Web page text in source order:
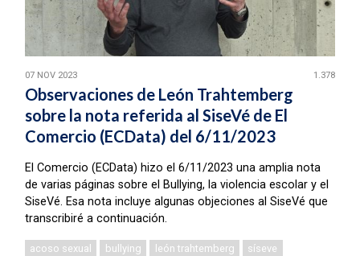
07 NOV 2023 1.378
Observaciones de León Trahtemberg
sobre la nota referida al SiseVé de El
Comercio (ECData) del 6/11/2023
El Comercio (ECData) hizo el 6/11/2023 una amplia nota
de varias páginas sobre el Bullying, la violencia escolar y el
SiseVé. Esa nota incluye algunas objeciones al SiseVé que
transcribiré a continuación.
acoso sexual bullying león trahtemberg
síseve